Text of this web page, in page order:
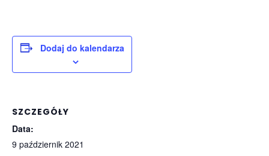
Dodaj do kalendarza
SZCZEGÓŁY
Data:
9 październik 2021